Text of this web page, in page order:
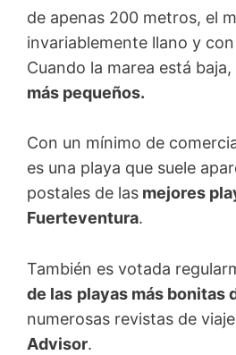
de apenas 200 metros, el
invariablemente llano y con
Cuando la marea está baja,
más pequeños.
Con un mínimo de
es una playa que suele
postales de las mejores
Fuerteventura.
También es votada
de las playas más bonitas
numerosas revistas de
Advisor.